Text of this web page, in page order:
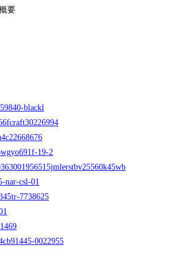
要
blackl
19-2
nar-csl-01
7738625
0022955